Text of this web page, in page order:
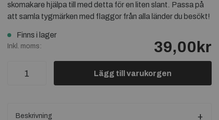
skomakare hjälpa till med detta för en liten slant. Passa på
att samla tygmärken med flaggor från alla länder du besökt!
Finns i lager
Inkl. moms: 39,00kr
Lägg till varukorgen
Beskrivning